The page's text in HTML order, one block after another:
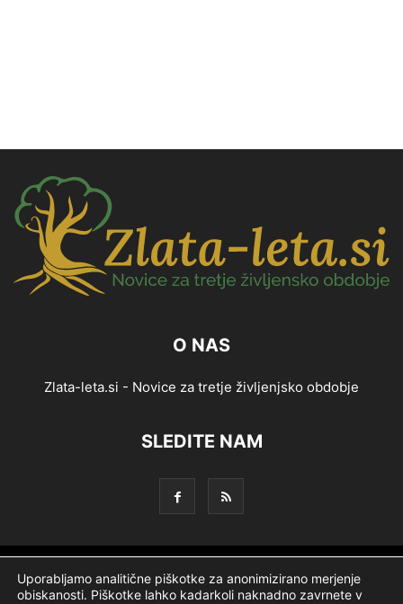
O NAS
Zlata-leta.si - Novice za tretje življenjsko obdobje
SLEDITE NAM
Splošni pogoji Piškotki Politika zasebnosti
Uporabljamo analitične piškotke za anonimizirano merjenje
obiskanosti. Piškotke lahko kadarkoli naknadno zavrnete v